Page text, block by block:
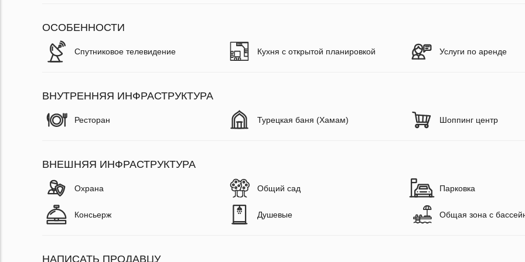
ОСОБЕННОСТИ
Спутниковое телевидение Кухня с открытой планировкой Услуги по аренде
ВНУТРЕННЯЯ ИНФРАСТРУКТУРА
Ресторан Турецкая баня (Хамам) Шоппинг центр
ВНЕШНЯЯ ИНФРАСТРУКТУРА
Охрана Общий сад Парковка
Консьерж Душевые Общая зона с
НАПИСАТЬ ПРОДАВЦУ